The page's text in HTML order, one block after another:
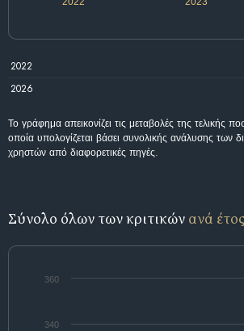
2022
2026
Το γράφημα απεικονίζει τις μεταβολές της τελικής
οποία υπολογίζεται βάσει συνολικής ανάλυσης των
χρηστών από διαφορετικές πηγές.
Σύνολο όλων των κριτικών ανά έτος
340
360